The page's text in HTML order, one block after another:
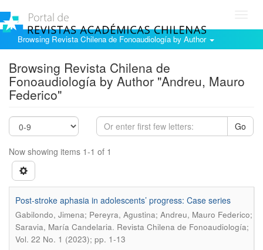
Browsing Revista Chilena de Fonoaudiología by Author
Browsing Revista Chilena de
Fonoaudiología by Author "Andreu, Mauro
Federico"
Go
Now showing items 1-1 of 1
Post-stroke aphasia in adolescents’ progress: Case series
Gabilondo, Jimena; Pereyra, Agustina; Andreu, Mauro Federico;
Saravia, María Candelaria. Revista Chilena de Fonoaudiología;
Vol. 22 No. 1 (2023); pp. 1-13